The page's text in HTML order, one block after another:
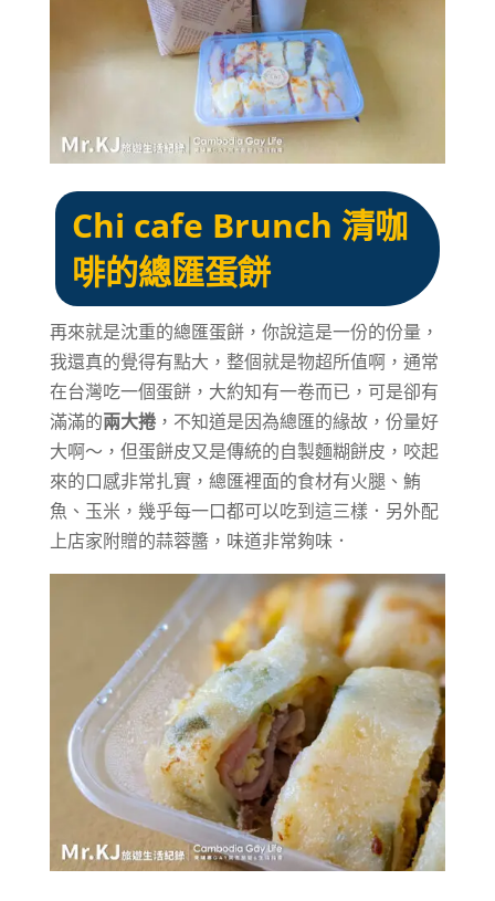
Chi cafe Brunch 清咖
啡的總匯蛋餅
再來就是沈重的總匯蛋餅，你說這是一份的份量，
我還真的覺得有點大，整個就是物超所值啊，通常
在台灣吃一個蛋餅，大約知有一卷而已，可是卻有
滿滿的兩大捲，不知道是因為總匯的緣故，份量好
大啊～，但蛋餅皮又是傳統的自製麵糊餅皮，咬起
來的口感非常扎實，總匯裡面的食材有火腿、鮪
魚、玉米，幾乎每一口都可以吃到這三樣．另外配
上店家附贈的蒜蓉醬，味道非常夠味．